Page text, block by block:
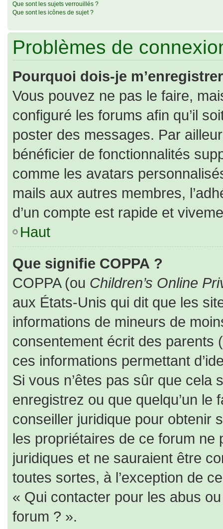
Que sont les sujets verrouillés ?
Que sont les icônes de sujet ?
Problèmes de
Pourquoi dois-je
Vous pouvez ne pas le faire,
configuré les forums afin qu’il
poster des messages. Par
bénéficier de fonctionnalités
comme les avatars
mails aux autres membres,
d’un compte est rapide et
Haut
Que signifie COPPA ?
COPPA (ou Children’s Online
aux États-Unis qui dit que les
informations de mineurs de
consentement écrit des parents
ces informations permettant
Si vous n’êtes pas sûr que cela
enregistrez ou que quelqu’un
conseiller juridique pour obtenir
les propriétaires de ce forum
juridiques et ne sauraient être
toutes sortes, à l’exception de
« Qui contacter pour les abus
forum ? ».